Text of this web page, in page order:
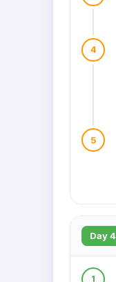
4
5
Day 4
1